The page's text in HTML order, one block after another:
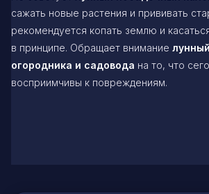
сажать новые растения и прививать
рекомендуется копать землю и
в принципе. Обращает внимание
огородника и садовода на то, что
восприимчивы к повреждениям.